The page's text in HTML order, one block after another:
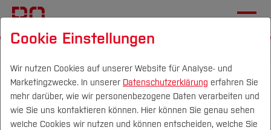
Campus Personen DE|EN Quicklinks
Aufnahme im
Promotionskolleg NRW
Cookie Einstellungen
Wir nutzen Cookies auf unserer Website für Analyse- und
Marketingzwecke. In unserer Datenschutzerklärung erfahren Sie
mehr darüber, wie wir personenbezogene Daten verarbeiten und
wie Sie uns kontaktieren können. Hier können Sie genau sehen
welche Cookies wir nutzen und können entscheiden, welche Sie